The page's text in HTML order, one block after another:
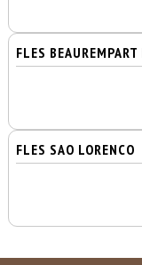
FLES
FLES SAO LORENCO